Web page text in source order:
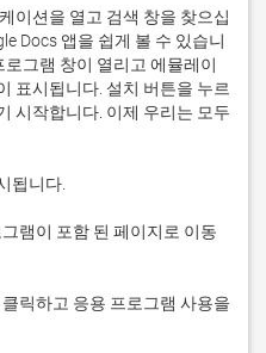
이션을 열고 검색 창을 찾으십
Docs 앱을 쉽게 볼 수 있습니
그램 창이 열리고 에뮬레이
표시됩니다. 설치 버튼을 누르
시작합니다. 이제 우리는 모두